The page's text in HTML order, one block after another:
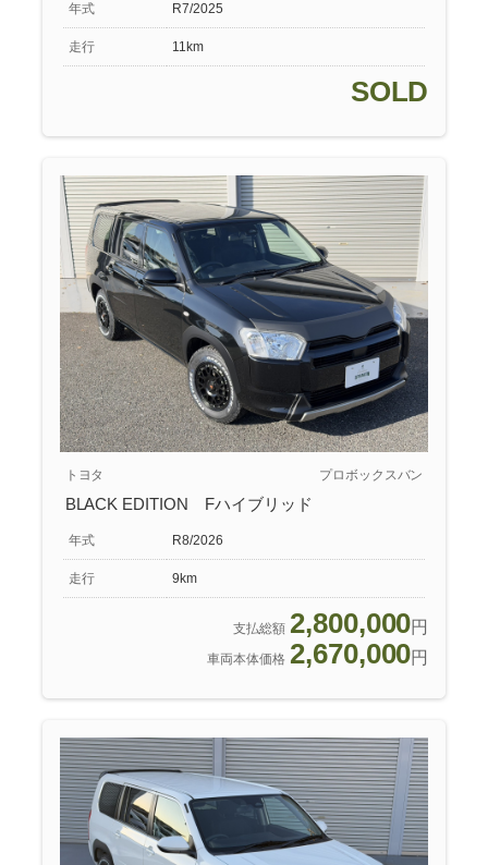
年式 R7/2025
走行 11km
SOLD
トヨタ プロボックスバン
BLACK EDITION Fハイブリッド
年式 R8/2026
走行 9km
支払総額 2,800,000円
車両本体価格 2,670,000円